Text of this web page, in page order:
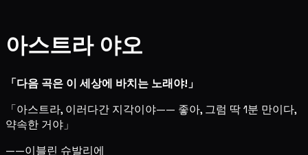
아스트라 야오
「다음 곡은 이 세상에 바치는 노래야!」
「아스트라, 이러다간 지각이야—— 좋아, 그럼 딱 1분 만이다,
약속한 거야」
——이블린 슈발리에